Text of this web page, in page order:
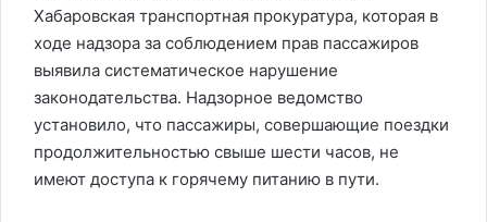
Хабаровская транспортная прокуратура, которая в
ходе надзора за соблюдением прав пассажиров
выявила систематическое нарушение
законодательства. Надзорное ведомство
установило, что пассажиры, совершающие поездки
продолжительностью свыше шести часов, не
имеют доступа к горячему питанию в пути.